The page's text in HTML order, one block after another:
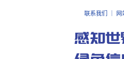
联系我们 网